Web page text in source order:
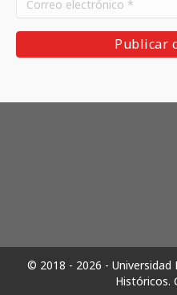
© 2018 - 2026 - Universidad
Históricos.